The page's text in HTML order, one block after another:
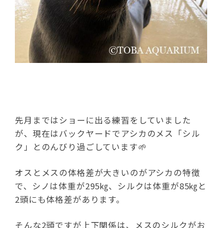
先月まではショーに出る練習をしていました
が、現在はバックヤードでアシカのメス「シル
ク」とのんびり過ごしています🌱
オスとメスの体格差が大きいのがアシカの特徴
で、シノは体重が295㎏、シルクは体重が85㎏と
2頭にも体格差があります。
そんな2頭ですが上下関係は、メスのシルクがお